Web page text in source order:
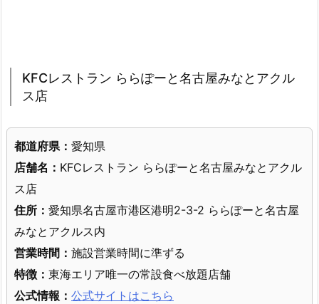
KFCレストラン ららぽーと名古屋みなとアクル
ス店
都道府県： 愛知県
店舗名： KFCレストラン ららぽーと名古屋みなとアクル
ス店
住所： 愛知県名古屋市港区港明2-3-2 ららぽーと名古屋
みなとアクルス内
営業時間： 施設営業時間に準ずる
特徴： 東海エリア唯一の常設食べ放題店舗
公式情報： 公式サイトはこちら